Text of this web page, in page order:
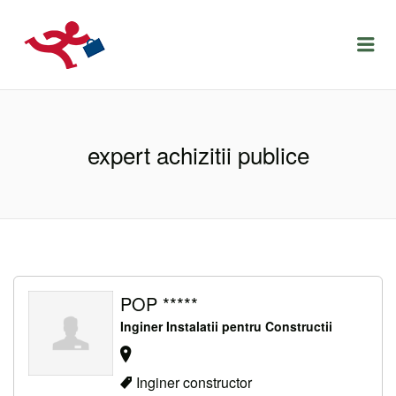
LOCURIDEMUNCACLUJ.NET
expert achizitii publice
POP *****
Inginer Instalatii pentru Constructii
Inginer constructor